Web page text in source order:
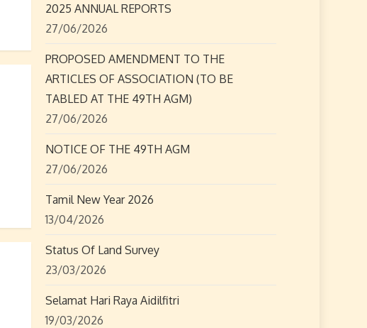
2025 ANNUAL REPORTS
27/06/2026
PROPOSED AMENDMENT TO THE
ARTICLES OF ASSOCIATION (TO BE
TABLED AT THE 49TH AGM)
27/06/2026
NOTICE OF THE 49TH AGM
27/06/2026
Tamil New Year 2026
13/04/2026
Status Of Land Survey
23/03/2026
Selamat Hari Raya Aidilfitri
19/03/2026